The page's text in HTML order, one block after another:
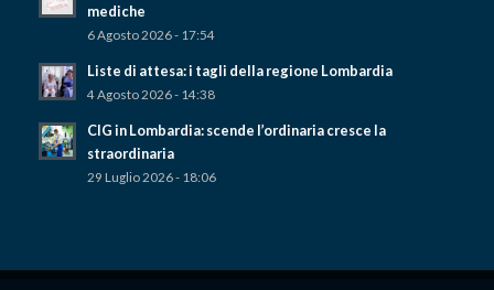
mediche
6 Agosto 2026 - 17:54
Liste di attesa: i tagli della regione Lombardia
4 Agosto 2026 - 14:38
CIG in Lombardia: scende l’ordinaria cresce la
straordinaria
29 Luglio 2026 - 18:06